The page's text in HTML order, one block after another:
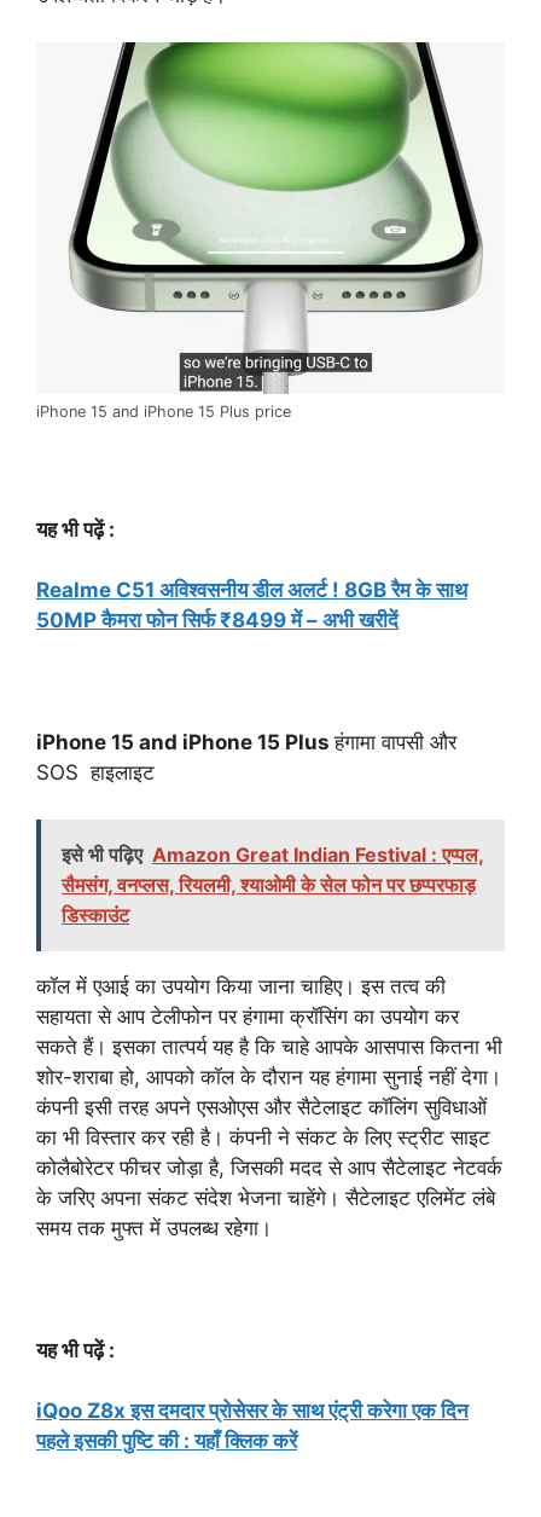
iPhone 15 and iPhone 15 Plus price
यह भी पढ़ें :
Realme C51 अविश्वसनीय डील अलर्ट ! 8GB रैम के साथ
50MP कैमरा फोन सिर्फ ₹8499 में – अभी खरीदें
iPhone 15 and iPhone 15 Plusहंगामा वापसी और
SOS हाइलाइट
इसे भी पढ़िए Amazon Great Indian Festival : एप्पल,
सैमसंग, वनप्लस, रियलमी, श्याओमी के सेल फोन पर छप्परफाड़
डिस्काउंट
कॉल में एआई का उपयोग किया जाना चाहिए। इस तत्व की
सहायता से आप टेलीफोन पर हंगामा क्रॉसिंग का उपयोग कर
सकते हैं। इसका तात्पर्य यह है कि चाहे आपके आसपास कितना भी
शोर-शराबा हो, आपको कॉल के दौरान यह हंगामा सुनाई नहीं देगा।
कंपनी इसी तरह अपने एसओएस और सैटेलाइट कॉलिंग सुविधाओं
का भी विस्तार कर रही है। कंपनी ने संकट के लिए स्ट्रीट साइट
कोलैबोरेटर फीचर जोड़ा है, जिसकी मदद से आप सैटेलाइट नेटवर्क
के जरिए अपना संकट संदेश भेजना चाहेंगे। सैटेलाइट एलिमेंट लंबे
समय तक मुफ्त में उपलब्ध रहेगा।
यह भी पढ़ें :
iQoo Z8x इस दमदार प्रोसेसर के साथ एंट्री करेगा एक दिन
पहले इसकी पुष्टि की : यहाँ क्लिक करें